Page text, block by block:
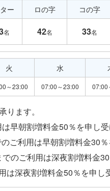
ー
名
ロの字
42名
コの字
33名
火
～23:00
水
07:00～23:00 07:00
ります。
早朝割増料金50％を申し受
ご利用は早朝割増料金30％
のご利用は深夜割増料金30